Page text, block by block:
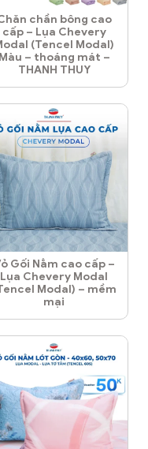
chần bông cao
cấp – Lụa Chevery
(Tencel Modal)
Màu – thoáng mát –
THANH THUY
Gối Nằm cao cấp –
Lụa Chevery Modal
Modal) – mềm
mại